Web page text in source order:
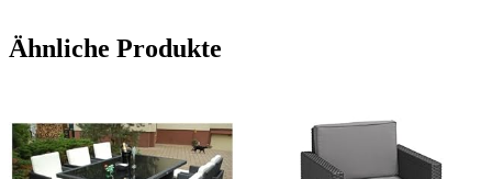
Ähnliche Produkte